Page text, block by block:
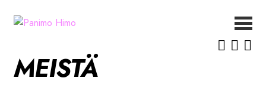
Siirry
Siirry
UUTISET
MEISTÄ